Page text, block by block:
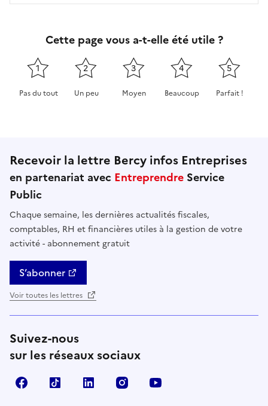
Cette page vous a-t-elle été utile ?
1
Pas du tout
2
Un peu
3
Moyen
4
Beaucoup
5
Parfait !
Recevoir la lettre Bercy infos Entreprises
en partenariat avec Entreprendre Service
Public
Chaque semaine, les dernières actualités fiscales,
comptables, RH et financières utiles à la gestion de votre
activité - abonnement gratuit
S’abonner
Voir toutes les lettres
Suivez-nous
sur les réseaux sociaux
FacebookTikTok Linkedin Instagram